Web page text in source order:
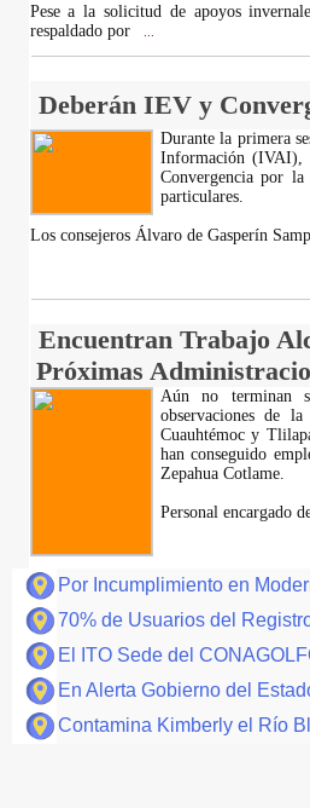
Pese a la solicitud de apoyos
respaldado por
Deberán IEV y
Durante la primera
Información (IVAI),
Convergencia por
particulares.
Los consejeros Álvaro de Gasperín
Encuentran Trabajo
Próximas
Aún no terminan
observaciones de
Cuauhtémoc y
han conseguido
Zepahua Cotlame.
Personal encargado
Por Incumplimiento en
70% de Usuarios del
El ITO Sede del
En Alerta Gobierno del
Contamina Kimberly el Río